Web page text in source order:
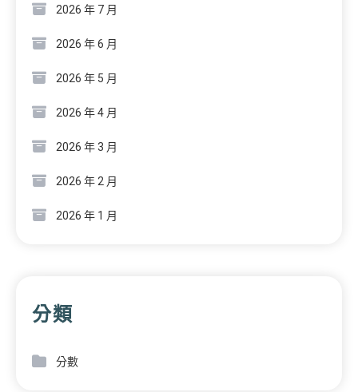
2026 年 7 月
2026 年 6 月
2026 年 5 月
2026 年 4 月
2026 年 3 月
2026 年 2 月
2026 年 1 月
分類
分數